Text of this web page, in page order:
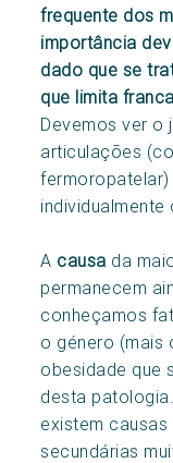
frequente dos
importância
dado que se
que limita
Devemos ver o
articulações
individualmente
A causa da
permanecem
conheçamos
o género (mais
obesidade que
desta
existem
secundárias